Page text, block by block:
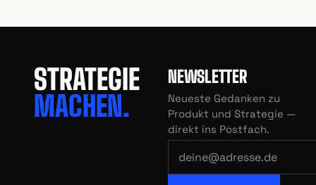
STRATEGIE
MACHEN.
NEWSLETTER
Neueste Gedanken zu
Produkt und Strategie —
direkt ins Postfach.